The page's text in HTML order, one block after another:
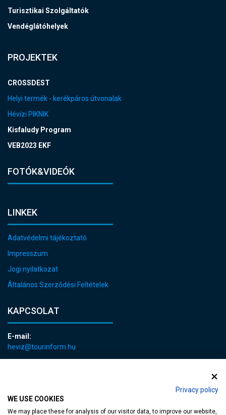
Privacy policy
WE USE COOKIES
We may place these for analysis of our visitor data, to improve our website,
Turisztikai Szolgáltatók
Vendéglátóhelyek
PROJEKTEK
CROSSDEST
Helyi termék - kerékpáros útvonalak
Hévízi PIKNIK
Kisfaludy Program
VEB2023 EKF
FOTÓK&VIDEÓK
LINKEK
Adatvédelmi tájékoztató
Impresszum
Jogi nyilatkozat
Általános Szerződési Feltételek
KAPCSOLAT
E-mail:
heviz@tourinform.hu